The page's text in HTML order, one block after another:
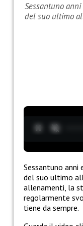
Sessantuno
del suo ultimo
Sessantuno anni
del suo ultimo
allenamenti, la
regolarmente
tiene da sempre.